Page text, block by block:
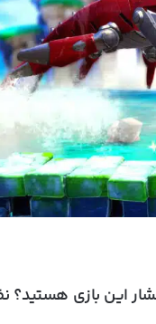
این بازی هستید؟